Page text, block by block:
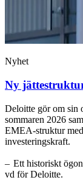
Nyhet
Ny
Deloitte gör om sin
sommaren 2026
EMEA‑struktur
investeringskraft.
– Ett historiskt
vd för Deloitte.